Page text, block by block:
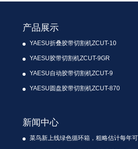
产品展示
YAESU折叠胶带切割机ZCUT-10
YAESU胶带切割机ZCUT-9GR
YAESU自动胶带切割机ZCUT-9
YAESU圆盘胶带切割机ZCUT-870
新闻中心
菜鸟新上线绿色循环箱，粗略估计每年